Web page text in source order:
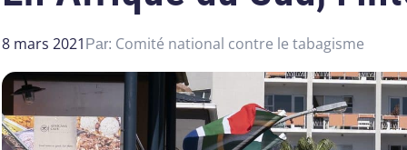
8 mars 2021 Par: Comité national contre le tabagisme